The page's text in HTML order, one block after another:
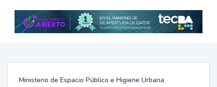
Ministerio de Espacio Público e Higiene Urbana